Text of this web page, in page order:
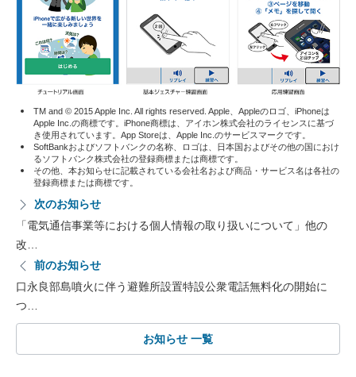
TM and © 2015 Apple Inc. All rights reserved. Apple、Appleのロゴ、iPhoneは
Apple Inc.の商標です。iPhone商標は、アイホン株式会社のライセンスに基づ
き使用されています。App Storeは、Apple Inc.のサービスマークです。
SoftBankおよびソフトバンクの名称、ロゴは、日本国およびその他の国におけ
るソフトバンク株式会社の登録商標または商標です。
その他、本お知らせに記載されている会社名および商品・サービス名は各社の
登録商標または商標です。
次のお知らせ
「電気通信事業等における個人情報の取り扱いについて」他の
改…
前のお知らせ
口永良部島噴火に伴う避難所設置特設公衆電話無料化の開始に
つ…
お知らせ 一覧